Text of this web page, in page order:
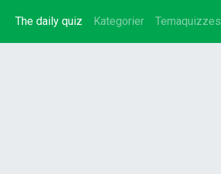
The daily quiz (current)
Kategorier Temaquizzes